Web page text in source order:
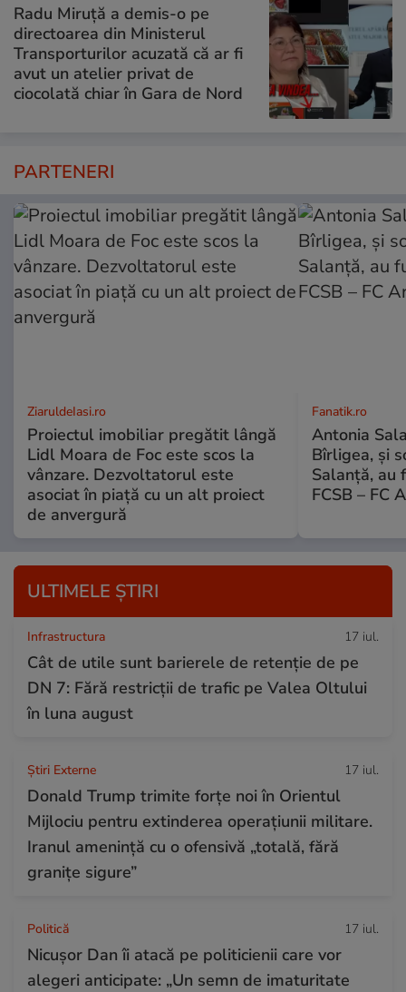
Radu Miruță a demis-o pe
directoarea din Ministerul
Transporturilor acuzată că ar fi
avut un atelier privat de
ciocolată chiar în Gara de Nord
PARTENERI
ZiaruldeIasi.ro
Proiectul imobiliar pregătit lângă
Lidl Moara de Foc este scos la
vânzare. Dezvoltatorul este
asociat în piață cu un alt proiect
de anvergură
Fanatik.ro
Antonia
Bîrligea, și
Salanță, au
FCSB – FC
ULTIMELE ȘTIRI
Infrastructura 17 iul.
Cât de utile sunt barierele de retenție de pe
DN 7: Fără restricții de trafic pe Valea Oltului
în luna august
Știri Externe 17 iul.
Donald Trump trimite forțe noi în Orientul
Mijlociu pentru extinderea operațiunii militare.
Iranul amenință cu o ofensivă „totală, fără
granițe sigure”
Politică 17 iul.
Nicușor Dan îi atacă pe politicienii care vor
alegeri anticipate: „Un semn de imaturitate